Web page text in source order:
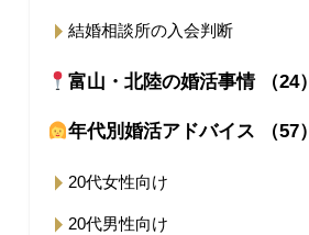
結婚相談所の入会判断
富山・北陸の婚活事情 （24）
年代別婚活アドバイス （57）
20代女性向け
20代男性向け